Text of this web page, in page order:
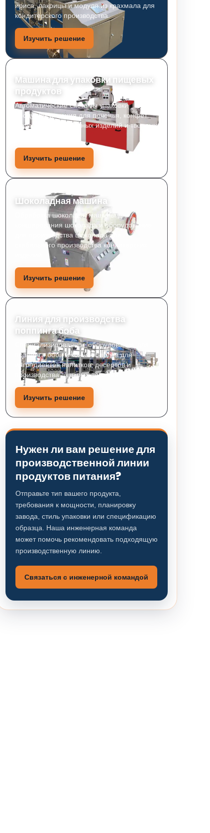
ириса, лакрицы и модуля из крахмала для
кондитерского производства.
Изучить решение
Машина для упаковки пищевых
продуктов
Автоматические системы упаковки
продуктов питания для печенья, конфет,
закусок, хлебобулочных изделий и твердых
Изучить решение
Шоколадная машина
Обработка шоколада, машины для
конширования шоколада и оборудование
для производства шоколада для
стабильного производства кондитерских
Изучить решение
Линия для производства
поппинга боба
Специализированное оборудование для
поппинга боба и коньяк-перлов для
ингредиентов напитков, десертов и
производства пузырькового чая.
Изучить решение
Нужен ли вам решение для
производственной линии
продуктов питания?
Отправьте тип вашего продукта,
требования к мощности, планировку
завода, стиль упаковки или спецификацию
образца. Наша инженерная команда
может помочь рекомендовать подходящую
производственную линию.
Связаться с инженерной командой